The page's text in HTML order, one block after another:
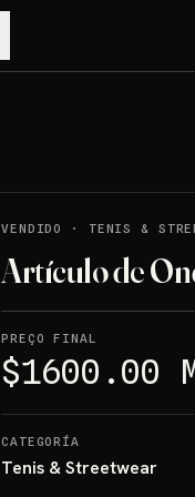
VENDIDO · TENIS &
Artículo de
PREÇO FINAL
$1600.00
CATEGORÍA
Tenis & Streetwear